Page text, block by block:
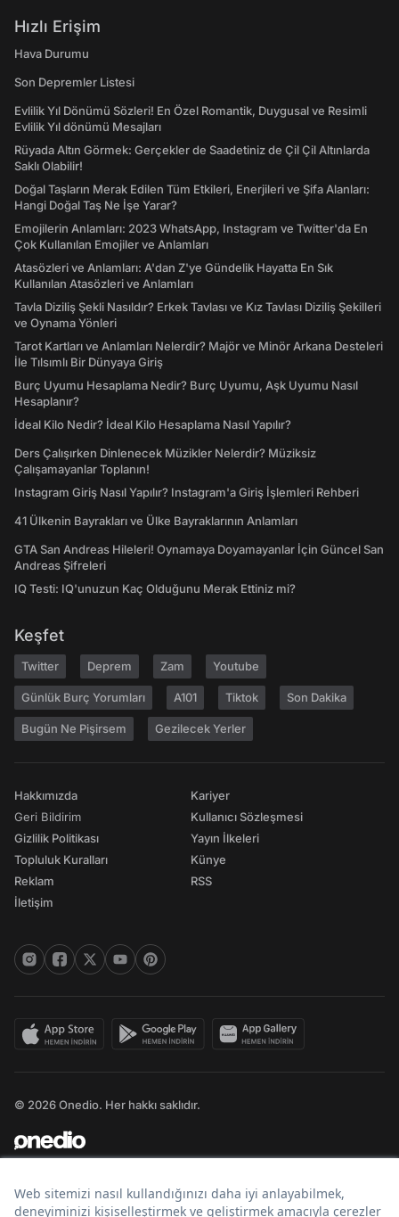
Hızlı Erişim
Hava Durumu
Son Depremler Listesi
Evlilik Yıl Dönümü Sözleri! En Özel Romantik, Duygusal ve Resimli
Evlilik Yıl dönümü Mesajları
Rüyada Altın Görmek: Gerçekler de Saadetiniz de Çil Çil Altınlarda
Saklı Olabilir!
Doğal Taşların Merak Edilen Tüm Etkileri, Enerjileri ve Şifa Alanları:
Hangi Doğal Taş Ne İşe Yarar?
Emojilerin Anlamları: 2023 WhatsApp, Instagram ve Twitter'da En
Çok Kullanılan Emojiler ve Anlamları
Atasözleri ve Anlamları: A'dan Z'ye Gündelik Hayatta En Sık
Kullanılan Atasözleri ve Anlamları
Tavla Diziliş Şekli Nasıldır? Erkek Tavlası ve Kız Tavlası Diziliş Şekilleri
ve Oynama Yönleri
Tarot Kartları ve Anlamları Nelerdir? Majör ve Minör Arkana Desteleri
İle Tılsımlı Bir Dünyaya Giriş
Burç Uyumu Hesaplama Nedir? Burç Uyumu, Aşk Uyumu Nasıl
Hesaplanır?
İdeal Kilo Nedir? İdeal Kilo Hesaplama Nasıl Yapılır?
Ders Çalışırken Dinlenecek Müzikler Nelerdir? Müziksiz
Çalışamayanlar Toplanın!
Instagram Giriş Nasıl Yapılır? Instagram'a Giriş İşlemleri Rehberi
41 Ülkenin Bayrakları ve Ülke Bayraklarının Anlamları
GTA San Andreas Hileleri! Oynamaya Doyamayanlar İçin Güncel San
Andreas Şifreleri
IQ Testi: IQ'unuzun Kaç Olduğunu Merak Ettiniz mi?
Keşfet
Twitter Deprem Zam Youtube
Günlük Burç Yorumları A101 Tiktok Son Dakika
Bugün Ne Pişirsem Gezilecek Yerler
Hakkımızda
Geri Bildirim
Gizlilik Politikası
Topluluk Kuralları
Reklam
İletişim
Kariyer
Kullanıcı Sözleşmesi
Yayın İlkeleri
Künye
RSS
© 2026 Onedio. Her hakkı saklıdır.
Bir markasıdır.